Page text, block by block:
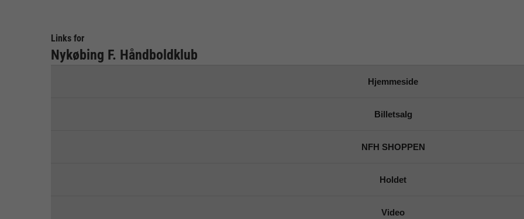
Links for
Nykøbing F. Håndboldklub
Hjemmeside
Billetsalg
NFH SHOPPEN
Holdet
Video